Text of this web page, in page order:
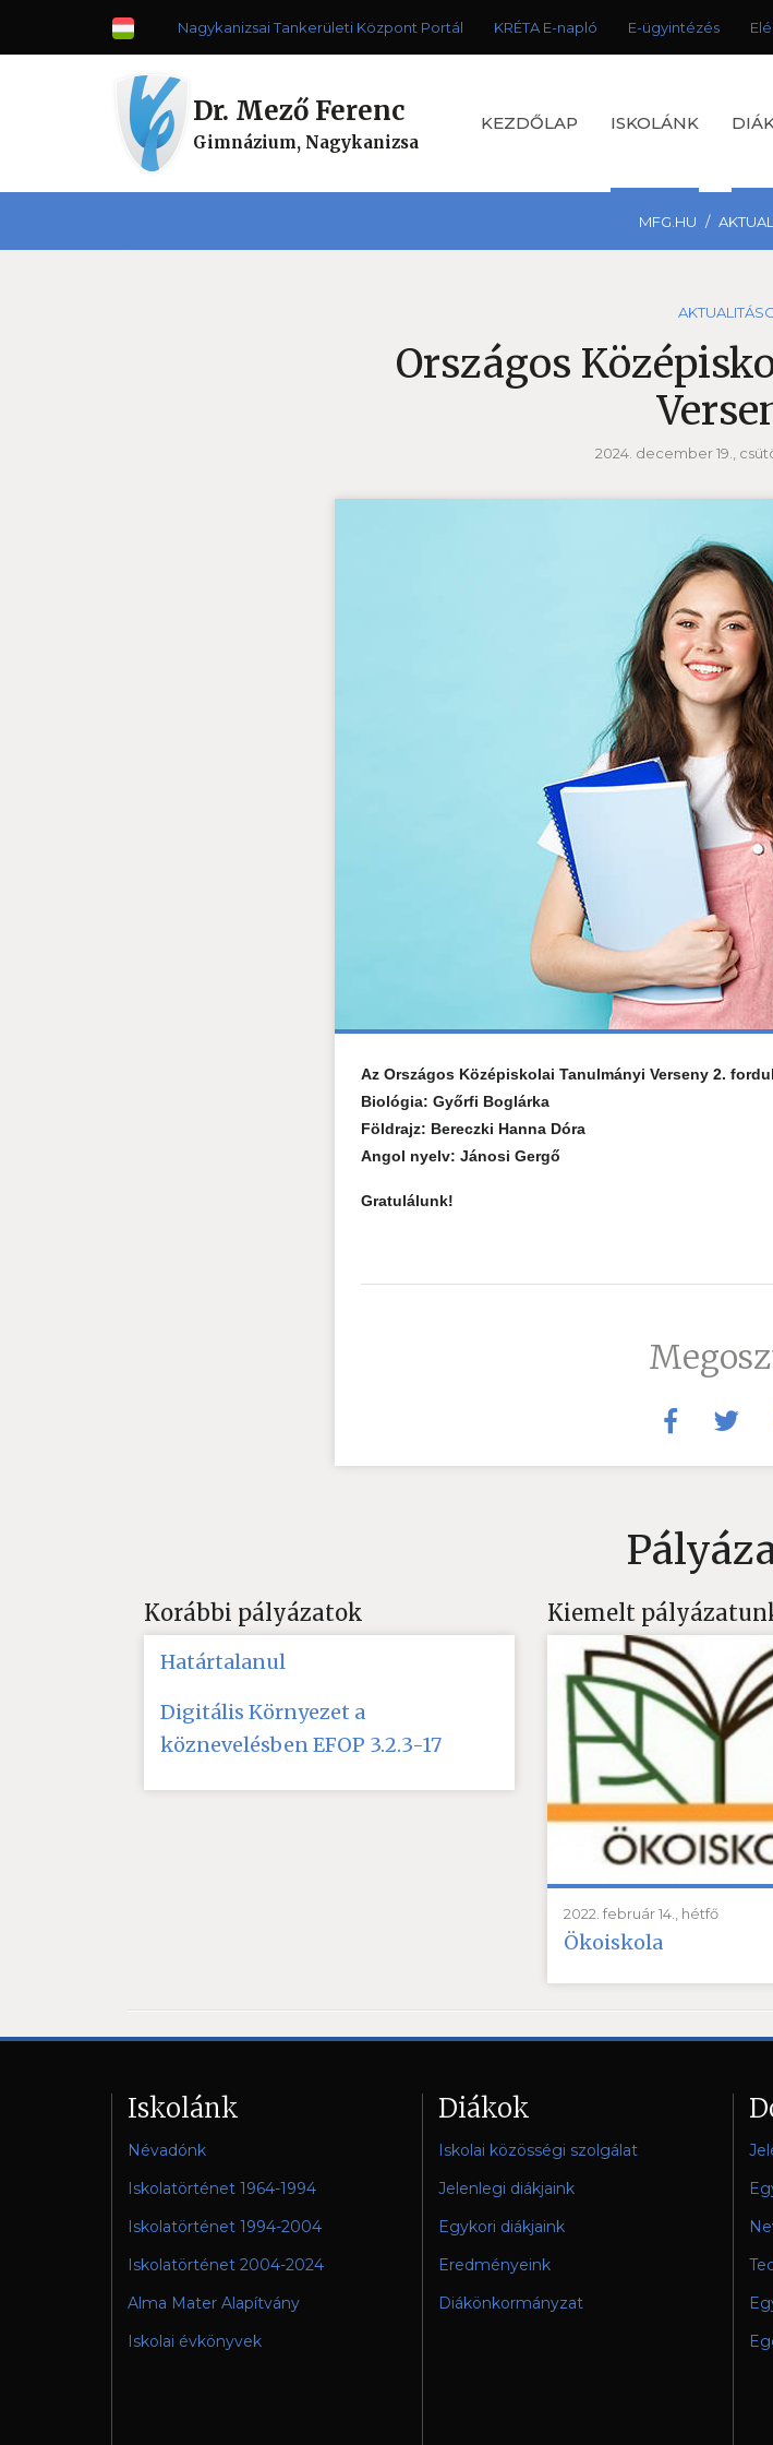
Nagykanizsai Tankerületi Központ Portál KRÉTA E-napló E-ügyintézés
Dr. Mező Ferenc
Gimnázium, Nagykanizsa
KEZDŐLAP ISKOLÁNK
MFG.HU
Országos
2024. december 19.,
Az Országos Középiskolai Tanulmányi Verseny 2.
Biológia: Győrfi Boglárka
Földrajz: Bereczki Hanna Dóra
Angol nyelv: Jánosi Gergő
Gratulálunk!
Korábbi pályázatok
Határtalanul
Digitális Környezet a
köznevelésben EFOP 3.2.3-17
Kiemelt
2022. február 14., hétfő
Ökoiskola
Iskolánk
Névadónk
Iskolatörténet 1964-1994
Iskolatörténet 1994-2004
Iskolatörténet 2004-2024
Alma Mater Alapítvány
Iskolai évkönyvek
Diákok
Iskolai közösségi szolgálat
Jelenlegi diákjaink
Egykori diákjaink
Eredményeink
Diákönkormányzat